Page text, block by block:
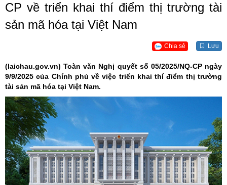
CP về triển khai thí điểm thị trường tài
sản mã hóa tại Việt Nam
Chia sẻ Lưu
(laichau.gov.vn) Toàn văn Nghị quyết số 05/2025/NQ-CP ngày
9/9/2025 của Chính phủ về việc triển khai thí điểm thị trường
tài sản mã hóa tại Việt Nam.